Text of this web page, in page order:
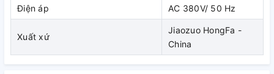
cao & giá cả hợp lý.
2. do Jiaozuo Hongfa Brake
sản xuất luôn đảm bảo chất lượng và tiêu chuẩn quốc
Điện áp AC 380V/ 50 Hz
Xuất xứ
Jiaozuo HongFa -
China